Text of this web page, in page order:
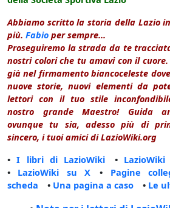
Abbiamo scritto la storia della Lazio
più. Fabio per sempre...
Proseguiremo la strada da te
nostri colori che tu amavi con il
già nel firmamento biancoceleste
nuove storie, nuovi elementi da
lettori con il tuo stile
nostro grande Maestro! Guida
ovunque tu sia, adesso più di
sincero, i tuoi amici di LazioWiki.org
•I libri di LazioWiki •
• LazioWiki su X • Pagine
scheda • Una pagina a caso • Le